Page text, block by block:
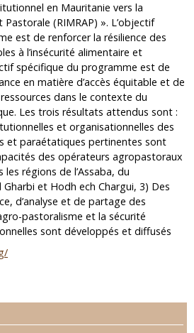
en Mauritanie vers la
Pastorale (RIMRAP) ». L’objectif
est de renforcer la résilience des
à l’insécurité alimentaire et
spécifique du programme est de
en matière d’accès équitable et de
dans le contexte du
Les trois résultats attendus sont :
et organisationnelles des
et paraétatiques pertinentes sont
des opérateurs agropastoraux
régions de l’Assaba, du
et Hodh ech Chargui, 3) Des
d’analyse et de partage des
pastoralisme et la sécurité
sont développés et diffusés